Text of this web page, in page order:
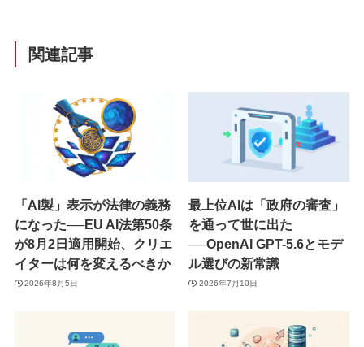
関連記事
「AI製」表示が法律の義務
になった──EU AI法第50条
が8月2日適用開始、クリエ
イターは何を変えるべきか
2026年8月5日
最上位AIは「政府の審査」
を通って世に出た
──OpenAI GPT-5.6とモデ
ル選びの新常識
2026年7月10日